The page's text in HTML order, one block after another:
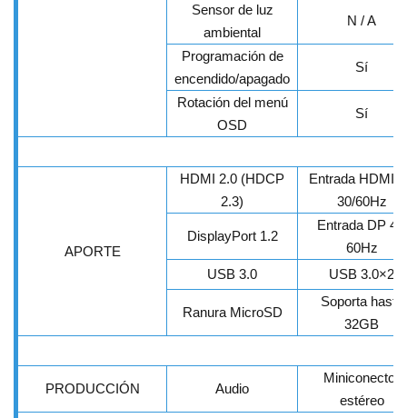
Sensor de luz
ambiental
N / A
Programación de
encendido/apagado
Sí
Rotación del menú
OSD
Sí
APORTE
HDMI 2.0 (HDCP
2.3)
Entrada HDMI
30/60Hz
DisplayPort 1.2
Entrada DP 4K
60Hz
USB 3.0
USB 3.0×2
Ranura MicroSD
Soporta hasta
32GB
PRODUCCIÓN Audio
Miniconector
estéreo